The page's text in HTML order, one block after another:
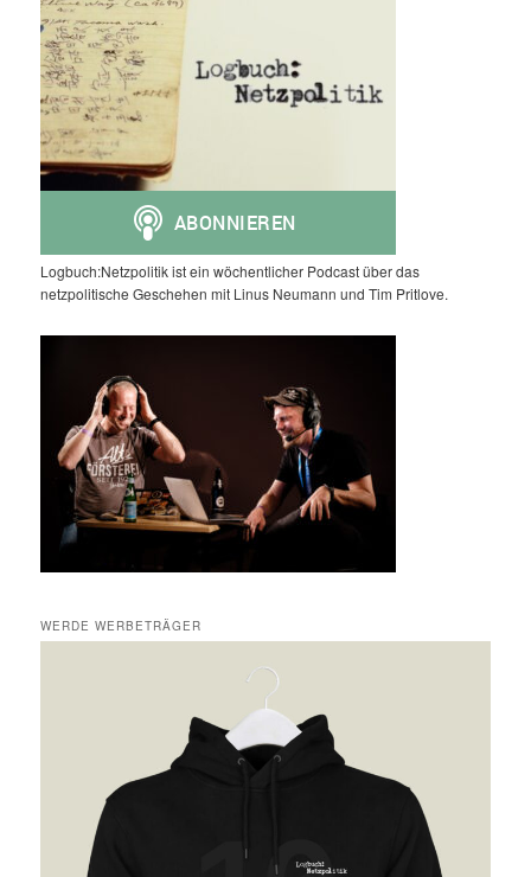
Logbuch:Netzpolitik ist ein wöchentlicher Podcast über das
netzpolitische Geschehen mit Linus Neumann und Tim Pritlove.
WERDE WERBETRÄGER